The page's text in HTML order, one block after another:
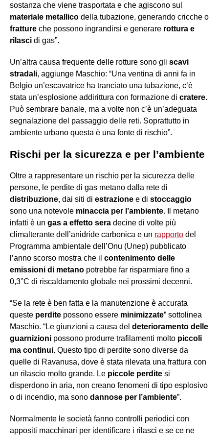
sostanza che viene trasportata e che agiscono sul
materiale metallico della tubazione, generando cricche o
fratture che possono ingrandirsi e generare rottura e
rilasci di gas”.
Un’altra causa frequente delle rotture sono gli scavi
stradali, aggiunge Maschio: “Una ventina di anni fa in
Belgio un’escavatrice ha tranciato una tubazione, c’è
stata un’esplosione addirittura con formazione di cratere.
Può sembrare banale, ma a volte non c’è un’adeguata
segnalazione del passaggio delle reti. Soprattutto in
ambiente urbano questa è una fonte di rischio”.
Rischi per la sicurezza e per l’ambiente
Oltre a rappresentare un rischio per la sicurezza delle
persone, le perdite di gas metano dalla rete di
distribuzione, dai siti di estrazione e di stoccaggio
sono una notevole minaccia per l’ambiente. Il metano
infatti è un gas a effetto sera decine di volte più
climalterante dell’anidride carbonica e un rapporto del
Programma ambientale dell’Onu (Unep) pubblicato
l’anno scorso mostra che il contenimento delle
emissioni di metano potrebbe far risparmiare fino a
0,3°C di riscaldamento globale nei prossimi decenni.
“Se la rete è ben fatta e la manutenzione è accurata
queste perdite possono essere minimizzate” sottolinea
Maschio. “Le giunzioni a causa del deterioramento delle
guarnizioni possono produrre trafilamenti molto piccoli
ma continui. Questo tipo di perdite sono diverse da
quelle di Ravanusa, dove è stata rilevata una frattura con
un rilascio molto grande. Le piccole perdite si
disperdono in aria, non creano fenomeni di tipo esplosivo
o di incendio, ma sono dannose per l’ambiente”.
Normalmente le società fanno controlli periodici con
appositi macchinari per identificare i rilasci e se ce ne